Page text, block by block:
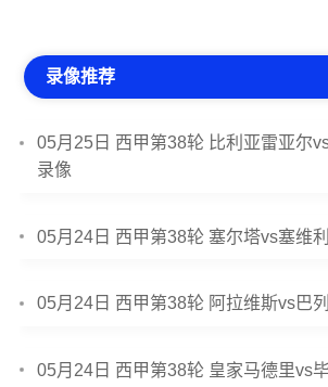
录像推荐
05月25日 西甲第38轮 比利亚雷亚尔
录像
05月24日 西甲第38轮 塞尔塔vs塞维
05月24日 西甲第38轮 阿拉维斯vs巴
05月24日 西甲第38轮 皇家马德里vs